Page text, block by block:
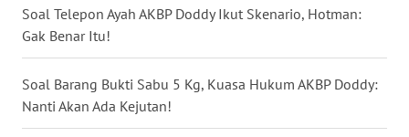
Soal Telepon Ayah AKBP Doddy Ikut Skenario, Hotman:
Gak Benar Itu!
Soal Barang Bukti Sabu 5 Kg, Kuasa Hukum AKBP Doddy:
Nanti Akan Ada Kejutan!
WN
NUSANTARA
WN
JOGJA